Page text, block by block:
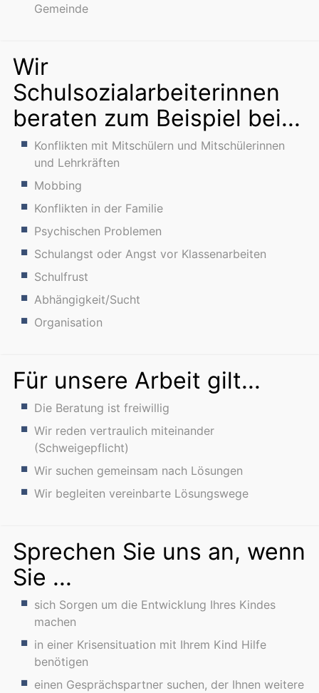
Gemeinde
Wir
Schulsozialarbeiterinnen
beraten zum Beispiel bei...
Konflikten mit Mitschülern und Mitschülerinnen
und Lehrkräften
Mobbing
Konflikten in der Familie
Psychischen Problemen
Schulangst oder Angst vor Klassenarbeiten
Schulfrust
Abhängigkeit/Sucht
Organisation
Für unsere Arbeit gilt...
Die Beratung ist freiwillig
Wir reden vertraulich miteinander
(Schweigepflicht)
Wir suchen gemeinsam nach Lösungen
Wir begleiten vereinbarte Lösungswege
Sprechen Sie uns an, wenn
Sie ...
sich Sorgen um die Entwicklung Ihres Kindes
machen
in einer Krisensituation mit Ihrem Kind Hilfe
benötigen
einen Gesprächspartner suchen, der Ihnen weitere